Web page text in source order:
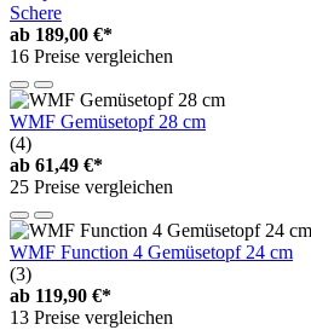
Schere
ab 189,00 €*
16 Preise vergleichen
WMF Gemüsetopf 28 cm
(4)
ab 61,49 €*
25 Preise vergleichen
WMF Function 4 Gemüsetopf 24 cm
(3)
ab 119,90 €*
13 Preise vergleichen